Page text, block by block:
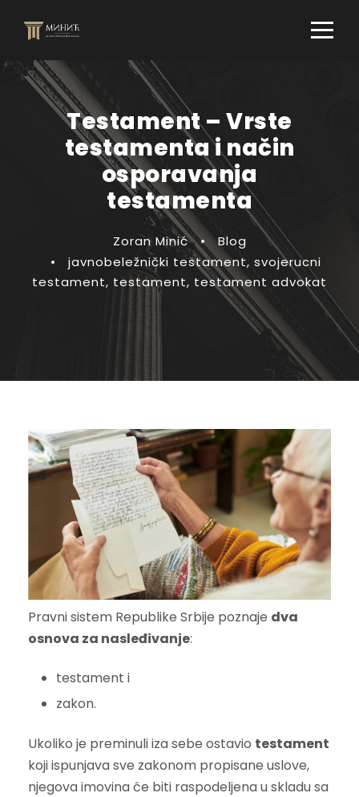
Testament – Vrste
testamenta i način
osporavanja
testamenta
Zoran Minić •
Blog
•
javnobeležnički testament, svojerucni
testament, testament, testament advokat
Pravni sistem Republike Srbije poznaje dva
osnova za nasleđivanje:
testament i
zakon.
Ukoliko je preminuli iza sebe ostavio testament
koji ispunjava sve zakonom propisane uslove,
njegova imovina će biti raspodeljena u skladu sa